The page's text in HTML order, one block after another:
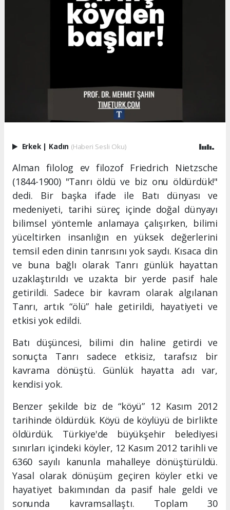
Erkek | Kadın (Haberi Sesli Oku)
Alman filolog ev filozof Friedrich Nietzsche
(1844-1900) "Tanrı öldü ve biz onu öldürdük!"
dedi. Bir başka ifade ile Batı dünyası ve
medeniyeti, tarihi süreç içinde doğal dünyayı
bilimsel yöntemle anlamaya çalışırken, bilimi
yüceltirken insanlığın en yüksek değerlerini
temsil eden dinin tanrısını yok saydı. Kısaca din
ve buna bağlı olarak Tanrı günlük hayattan
uzaklaştırıldı ve uzakta bir yerde pasif hale
getirildi. Sadece bir kavram olarak algılanan
Tanrı, artık “ölü” hale getirildi, hayatiyeti ve
etkisi yok edildi.
Batı düşüncesi, bilimi din haline getirdi ve
sonuçta Tanrı sadece etkisiz, tarafsız bir
kavrama dönüştü. Günlük hayatta adı var,
kendisi yok.
Benzer şekilde biz de “köyü” 12 Kasım 2012
tarihinde öldürdük. Köyü de köylüyü de birlikte
öldürdük. Türkiye'de büyükşehir belediyesi
sınırları içindeki köyler, 12 Kasım 2012 tarihli ve
6360 sayılı kanunla mahalleye dönüştürüldü.
Yasal olarak dönüşüm geçiren köyler etki ve
hayatiyet bakımından da pasif hale geldi ve
sonunda kavramsallaştı. Toplam 30